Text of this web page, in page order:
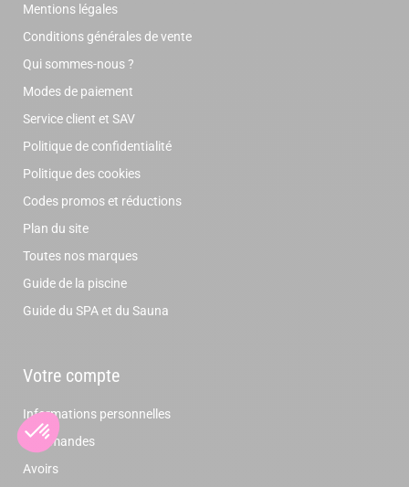
Mentions légales
Conditions générales de vente
Qui sommes-nous ?
Modes de paiement
Service client et SAV
Politique de confidentialité
Politique des cookies
Codes promos et réductions
Plan du site
Toutes nos marques
Guide de la piscine
Guide du SPA et du Sauna
Votre compte
Informations personnelles
Commandes
Avoirs